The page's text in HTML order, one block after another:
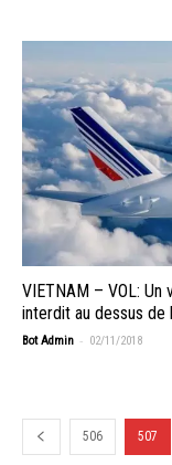
VIETNAM – VOL: Un
interdit au dessus de
Bot Admin - 02/11/2018
506 507